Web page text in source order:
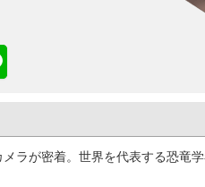
ラが密着。世界を代表する恐竜